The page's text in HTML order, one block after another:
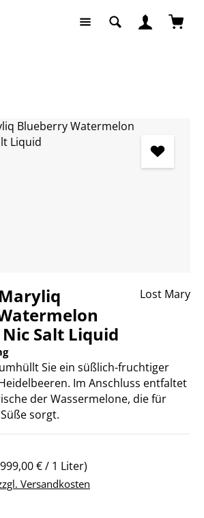
Salt Liquid
Lost Mary
Sie ein süßlich-fruchtiger
Im Anschluss entfaltet
der Wassermelone, die für
sorgt.
€ / 1 Liter)
Versandkosten